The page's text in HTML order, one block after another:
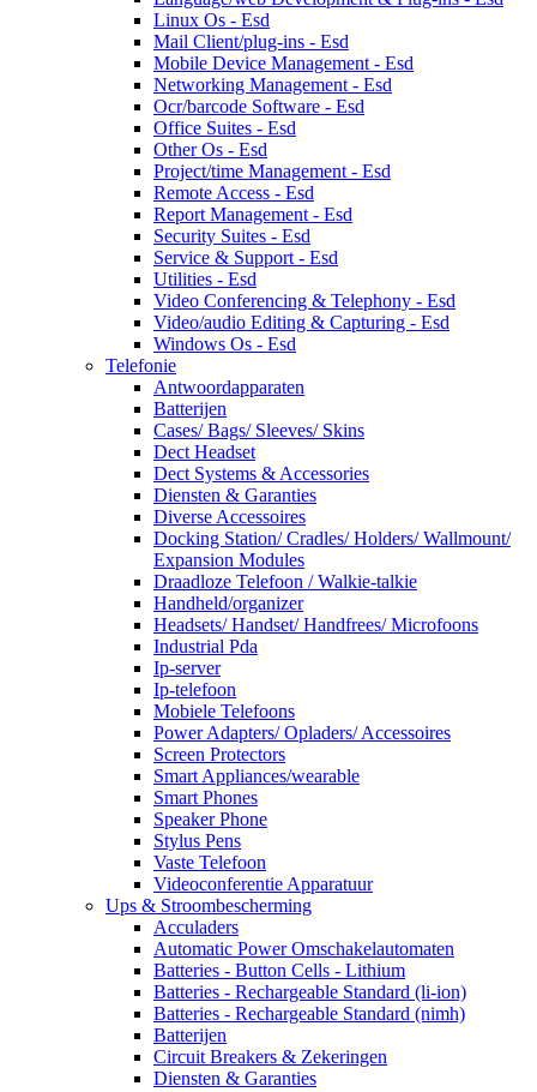
Linux Os - Esd
Mail Client/plug-ins - Esd
Mobile Device Management - Esd
Networking Management - Esd
Ocr/barcode Software - Esd
Office Suites - Esd
Other Os - Esd
Project/time Management - Esd
Remote Access - Esd
Report Management - Esd
Security Suites - Esd
Service & Support - Esd
Utilities - Esd
Video Conferencing & Telephony - Esd
Video/audio Editing & Capturing - Esd
Windows Os - Esd
Telefonie
Antwoordapparaten
Batterijen
Cases/ Bags/ Sleeves/ Skins
Dect Headset
Dect Systems & Accessories
Diensten & Garanties
Diverse Accessoires
Docking Station/ Cradles/ Holders/ Wallmount/
Expansion Modules
Draadloze Telefoon / Walkie-talkie
Handheld/organizer
Headsets/ Handset/ Handfrees/ Microfoons
Industrial Pda
Ip-server
Ip-telefoon
Mobiele Telefoons
Power Adapters/ Opladers/ Accessoires
Screen Protectors
Smart Appliances/wearable
Smart Phones
Speaker Phone
Stylus Pens
Vaste Telefoon
Videoconferentie Apparatuur
Ups & Stroombescherming
Acculaders
Automatic Power Omschakelautomaten
Batteries - Button Cells - Lithium
Batteries - Rechargeable Standard (li-ion)
Batteries - Rechargeable Standard (nimh)
Batterijen
Circuit Breakers & Zekeringen
Diensten & Garanties